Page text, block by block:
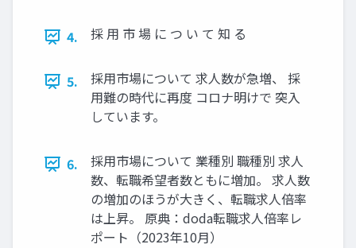
4. 採 用 市 場 に つ い て 知 る
5.
採用市場について 求人数が急増、 採
用難の時代に再度 コロナ明けで 突入
しています。
6.
採用市場について 業種別 職種別 求人
数、転職希望者数ともに増加。 求人数
の増加のほうが大きく、転職求人倍率
は上昇。 原典：doda転職求人倍率レ
ポート（2023年10月）